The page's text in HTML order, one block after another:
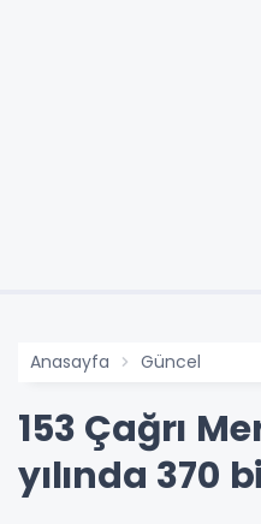
Anasayfa Güncel
153 Çağrı
yılında 370